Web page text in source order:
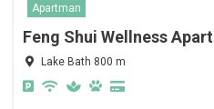
Apartman
Feng Shui Wellness
Lake Bath 800 m